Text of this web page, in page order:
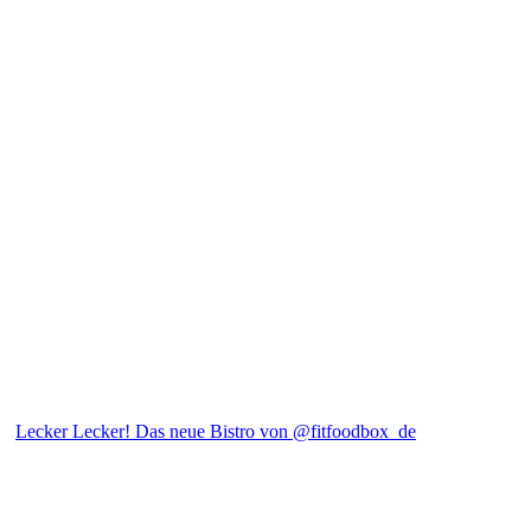
Lecker Lecker! Das neue Bistro von @fitfoodbox_de